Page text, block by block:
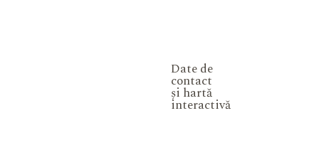
Date de
contact
și hartă
interactivă